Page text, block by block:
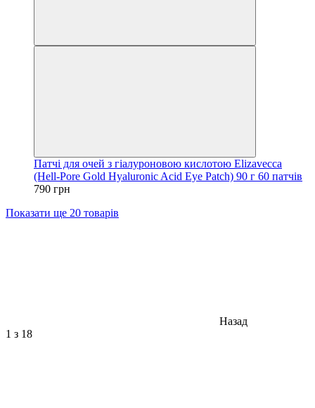
Патчі для очей з гіалуроновою кислотою Elizavecca
(Hell-Pore Gold Hyaluronic Acid Eye Patch) 90 г 60 патчів
790 грн
Показати ще 20 товарів
Назад
1 з 18